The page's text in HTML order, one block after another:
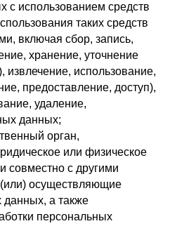
с использованием средств
таких средств
включая сбор, запись,
хранение, уточнение
извлечение, использование,
предоставление, доступ),
удаление,
данных;
орган,
или физическое
совместно с другими
осуществляющие
данных, а также
персональных